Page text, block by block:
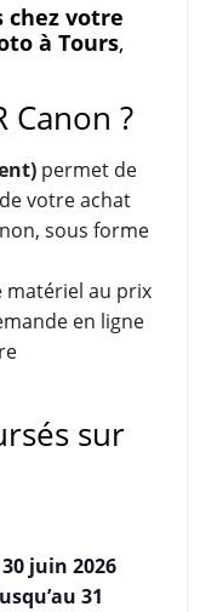
chez votre
à Tours,
Canon ?
permet de
votre achat
sous forme
matériel au prix
en ligne
sur
juin 2026
31